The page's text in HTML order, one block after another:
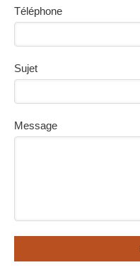
Téléphone
Sujet
Message